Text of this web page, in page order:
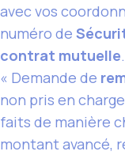
avec vos
numéro de
contrat mutuelle
« Demande de
non pris en
faits de manière
montant avancé,